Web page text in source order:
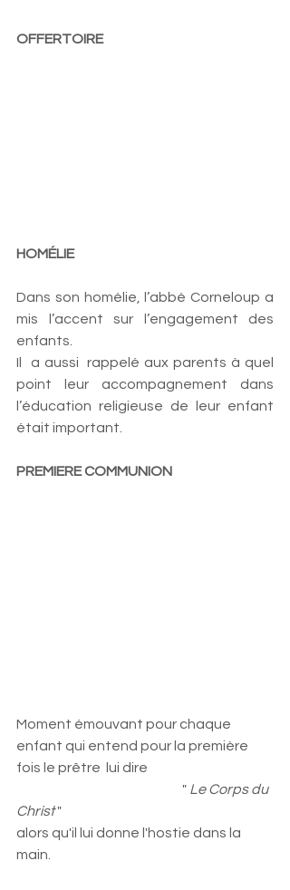
OFFERTOIRE
HOMÉLIE
Dans son homélie, l’abbé Corneloup a
mis l’accent sur l’engagement des
enfants.
Il  a aussi  rappelé aux parents à quel
point leur accompagnement dans
l’éducation religieuse de leur enfant
était important.
PREMIERE COMMUNION
Moment émouvant pour chaque
enfant qui entend pour la première
fois le prêtre  lui dire
                                                             "
Le Corps du
Christ "
alors qu'il lui donne l'hostie dans la
main.